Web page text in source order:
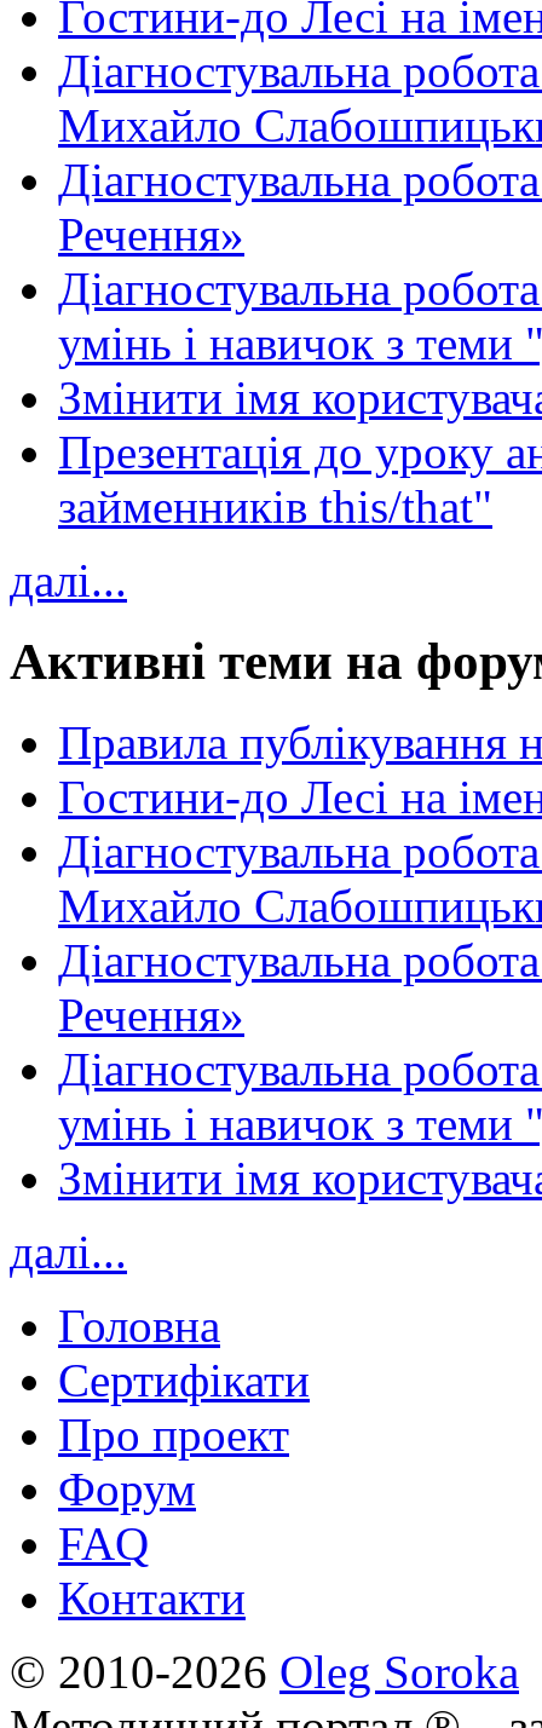
Гостини-до Лесі на
Діагностувальна
Михайло
Діагностувальна
Речення»
Діагностувальна
умінь і навичок з теми
Змінити імя
Презентація до уроку
займенників this/that"
далі...
Активні теми на
Правила публікування
Гостини-до Лесі на
Діагностувальна
Михайло
Діагностувальна
Речення»
Діагностувальна
умінь і навичок з теми
Змінити імя
далі...
Головна
Сертифікати
Про проект
Форум
FAQ
Контакти
© 2010-2026 Oleg Soroka